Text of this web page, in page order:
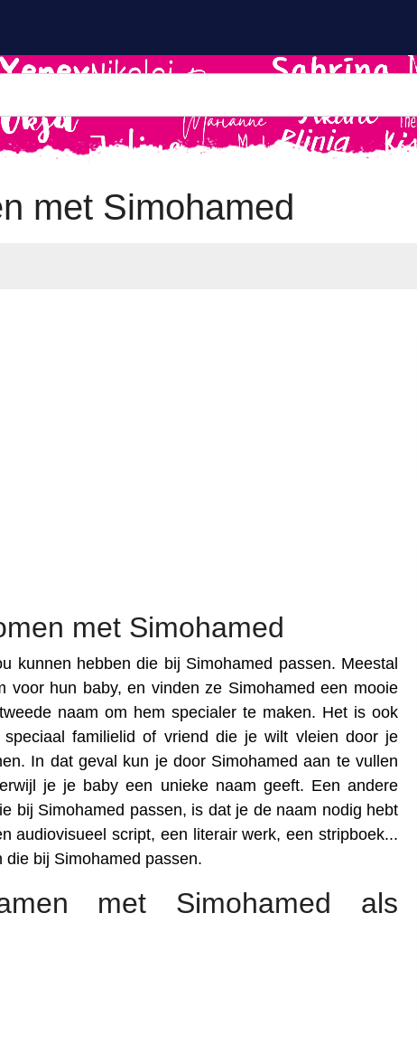
met Simohamed
met Simohamed
kunnen hebben die bij Simohamed passen. Meestal
hun baby, en vinden ze Simohamed een mooie
naam om hem specialer te maken. Het is ook
familielid of vriend die je wilt vleien door je
In dat geval kun je door Simohamed aan te vullen
je je baby een unieke naam geeft. Een andere
bij Simohamed passen, is dat je de naam nodig hebt
audiovisueel script, een literair werk, een stripboek...
bij Simohamed passen.
met Simohamed als